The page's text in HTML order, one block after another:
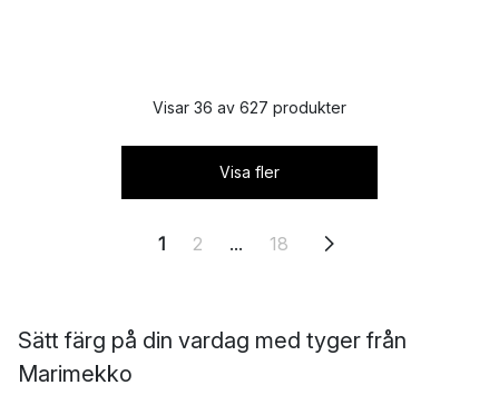
Visar 36 av 627 produkter
Visa fler
1 2 ... 18
Sätt färg på din vardag med tyger från
Marimekko